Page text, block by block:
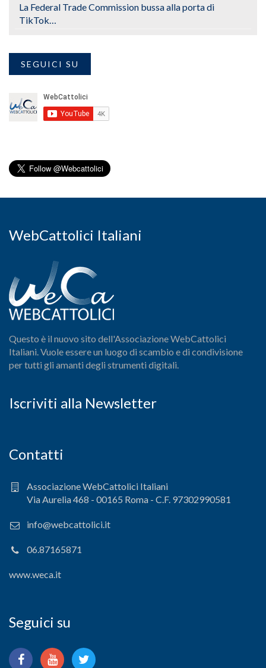
La Federal Trade Commission bussa alla porta di
TikTok…
SEGUICI SU
WebCattolici Italiani
Questo è il nuovo sito dell'Associazione WebCattolici
Italiani. Vuole essere un luogo di scambio e di condivisione
per tutti gli amanti degli strumenti digitali.
Iscriviti alla Newsletter
Contatti
Associazione WebCattolici Italiani
Via Aurelia 468 - 00165 Roma - C.F. 97302990581
info@webcattolici.it
06.87165871
www.weca.it
Seguici su